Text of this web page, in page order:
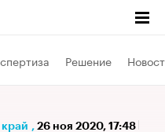
Решение
, 26 ноя 2020, 17:48